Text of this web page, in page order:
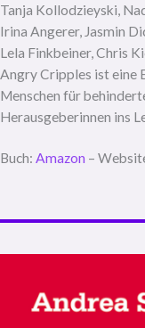
Tanja Kollodzieyski,
Irina Angerer, Jasmin
Lela Finkbeiner, Chris
Angry Cripples ist eine
Menschen für
Herausgeberinnen ins
Buch: Amazon –